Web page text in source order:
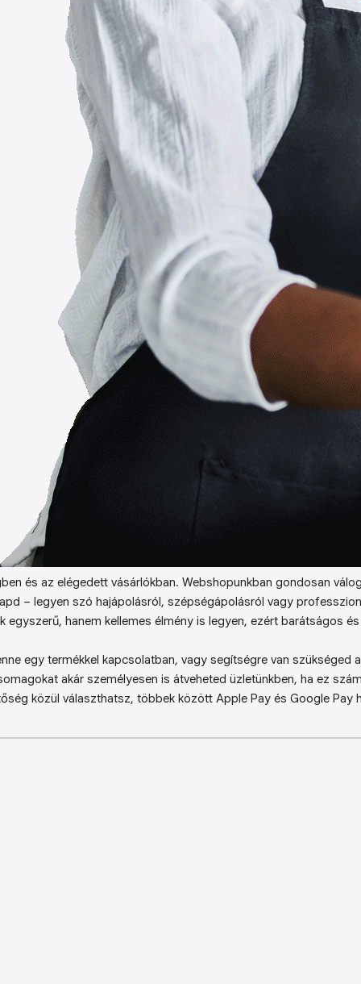
és az elégedett vásárlókban. Webshopunkban gondosan
– legyen szó hajápolásról, szépségápolásról vagy
egyszerű, hanem kellemes élmény is legyen, ezért barátságos
egy termékkel kapcsolatban, vagy segítségre van szükséged
akár személyesen is átveheted üzletünkben, ha ez
közül választhatsz, többek között Apple Pay és Google Pay